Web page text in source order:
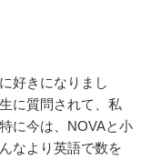
好きになりまし
に質問されて、私
に今は、NOVAと小
なより英語で数を